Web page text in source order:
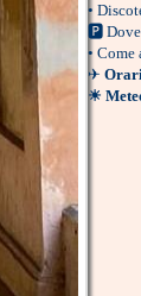
•
🅿
• Come
✈
☀